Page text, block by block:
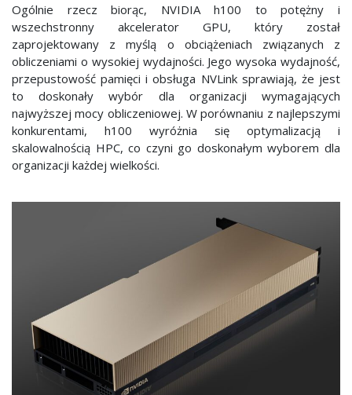
Ogólnie rzecz biorąc, NVIDIA h100 to potężny i
wszechstronny akcelerator GPU, który został
zaprojektowany z myślą o obciążeniach związanych z
obliczeniami o wysokiej wydajności. Jego wysoka wydajność,
przepustowość pamięci i obsługa NVLink sprawiają, że jest
to doskonały wybór dla organizacji wymagających
najwyższej mocy obliczeniowej. W porównaniu z najlepszymi
konkurentami, h100 wyróżnia się optymalizacją i
skalowalnością HPC, co czyni go doskonałym wyborem dla
organizacji każdej wielkości.